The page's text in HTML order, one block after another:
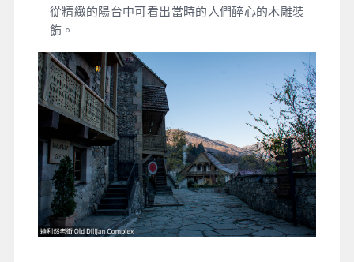
從精緻的陽台中可看出當時的人們醉心的木雕裝
飾。